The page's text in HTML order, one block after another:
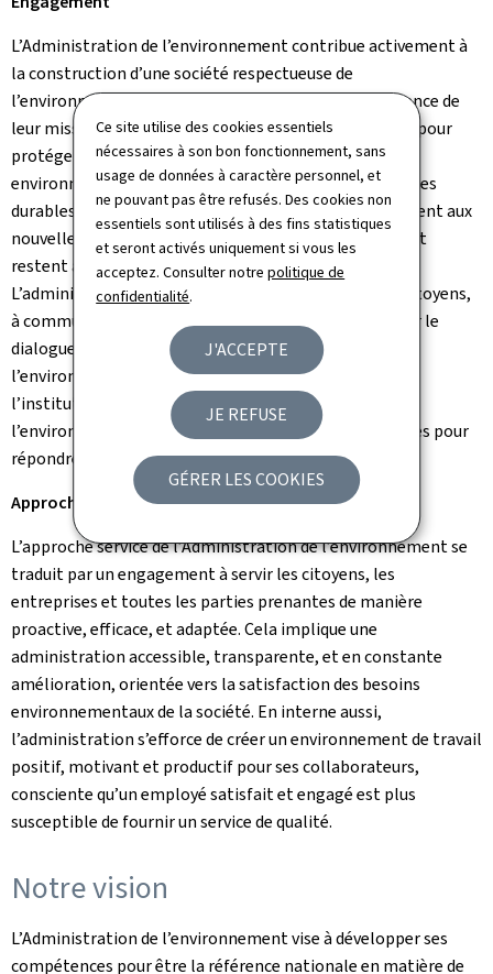
Ce site utilise des cookies essentiels
nécessaires à son bon fonctionnement, sans
usage de données à caractère personnel, et
ne pouvant pas être refusés. Des cookies non
essentiels sont utilisés à des fins statistiques
et seront activés uniquement si vous les
acceptez. Consulter notrepolitique de
confidentialité.
J'ACCEPTE
JE REFUSE
GÉRER LES COOKIES
L’Administration de l’environnement contribue activement à
la construction d’une société respectueuse de
l’environnement. Ses agents, convaincus de l’importance de
leur mission, travaillent avec passion et persévérance pour
protéger les écosystèmes, réduire les impacts
environnementaux négatifs et promouvoir des pratiques
durables. Conscients de leur responsabilité, ils s’adaptent aux
nouvelles réalités comme le changement climatique et
restent à la pointe des défis environnementaux.
L’administration s’engage à rendre des comptes aux citoyens,
à communiquer de manière transparente et à favoriser le
dialogue. L’engagement de l’Administration de
l’environnement incarne la volonté des agents et de
l’institution à agir en faveur de la protection de
l’environnement et à prendre des décisions courageuses pour
répondre aux défis écologiques actuels et futurs.
Approche service
L’approche service de l’Administration de l’environnement se
traduit par un engagement à servir les citoyens, les
entreprises et toutes les parties prenantes de manière
proactive, efficace, et adaptée. Cela implique une
administration accessible, transparente, et en constante
amélioration, orientée vers la satisfaction des besoins
environnementaux de la société. En interne aussi,
l’administration s’efforce de créer un environnement de travail
positif, motivant et productif pour ses collaborateurs,
consciente qu’un employé satisfait et engagé est plus
susceptible de fournir un service de qualité.
Notre vision
L’Administration de l’environnement vise à développer ses
compétences pour être la référence nationale en matière de